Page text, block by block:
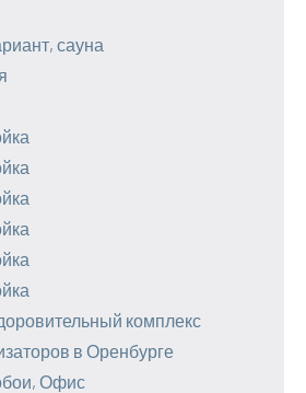
сауна
комплекс
в Оренбурге
Офис